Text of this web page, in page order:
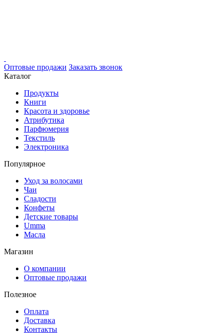
Оптовые продажи Заказать звонок
Каталог
Продукты
Книги
Красота и здоровье
Атрибутика
Парфюмерия
Текстиль
Электроника
Популярное
Уход за волосами
Чаи
Сладости
Конфеты
Детские товары
Umma
Масла
Магазин
О компании
Оптовые продажи
Полезное
Оплата
Доставка
Контакты